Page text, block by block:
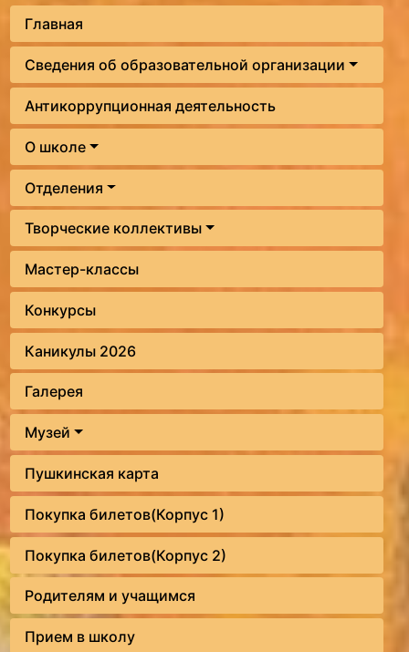
Главная
Сведения об образовательной организации
Антикоррупционная деятельность
О школе
Отделения
Творческие коллективы
Мастер-классы
Конкурсы
Каникулы 2026
Галерея
Музей
Пушкинская карта
Покупка билетов(Корпус 1)
Покупка билетов(Корпус 2)
Родителям и учащимся
Прием в школу